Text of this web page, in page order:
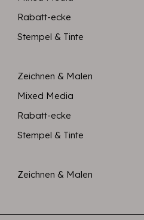
Rabatt-ecke
Stempel & Tinte
Zeichnen & Malen
Mixed Media
Rabatt-ecke
Stempel & Tinte
Zeichnen & Malen